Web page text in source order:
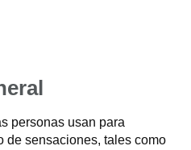
personas usan para
de sensaciones, tales como